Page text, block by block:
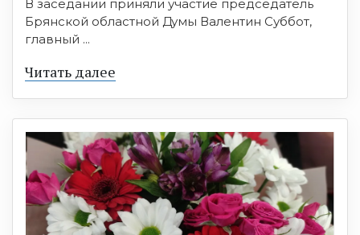
В заседании приняли участие председатель
Брянской областной Думы Валентин Суббот,
главный ...
Читать далее